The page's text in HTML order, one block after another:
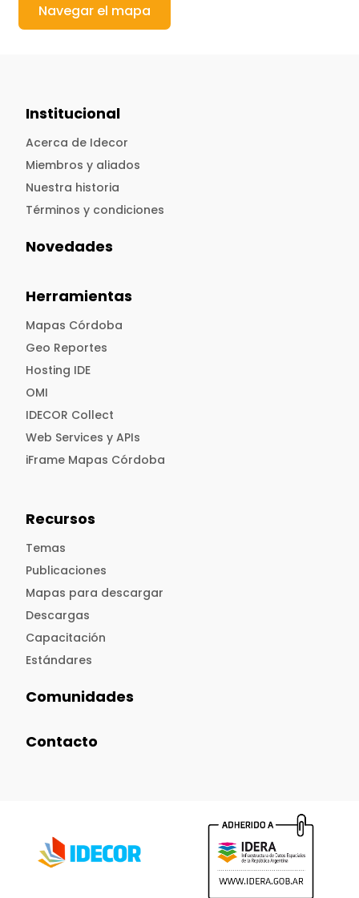
Navegar el mapa
Institucional
Acerca de Idecor
Miembros y aliados
Nuestra historia
Términos y condiciones
Novedades
Herramientas
Mapas Córdoba
Geo Reportes
Hosting IDE
OMI
IDECOR Collect
Web Services y APIs
iFrame Mapas Córdoba
Recursos
Temas
Publicaciones
Mapas para descargar
Descargas
Capacitación
Estándares
Comunidades
Contacto